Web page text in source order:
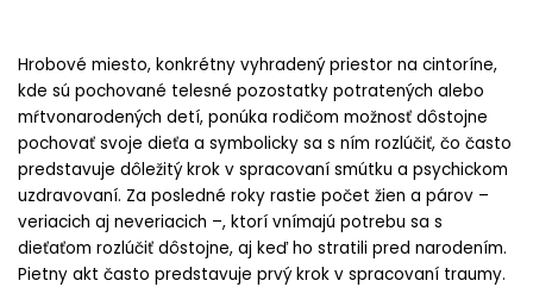
Hrobové miesto, konkrétny vyhradený priestor na cintoríne,
kde sú pochované telesné pozostatky potratených alebo
mŕtvonarodených detí, ponúka rodičom možnosť dôstojne
pochovať svoje dieťa a symbolicky sa s ním rozlúčiť, čo často
predstavuje dôležitý krok v spracovaní smútku a psychickom
uzdravovaní. Za posledné roky rastie počet žien a párov –
veriacich aj neveriacich –, ktorí vnímajú potrebu sa s
dieťaťom rozlúčiť dôstojne, aj keď ho stratili pred narodením.
Pietny akt často predstavuje prvý krok v spracovaní traumy.